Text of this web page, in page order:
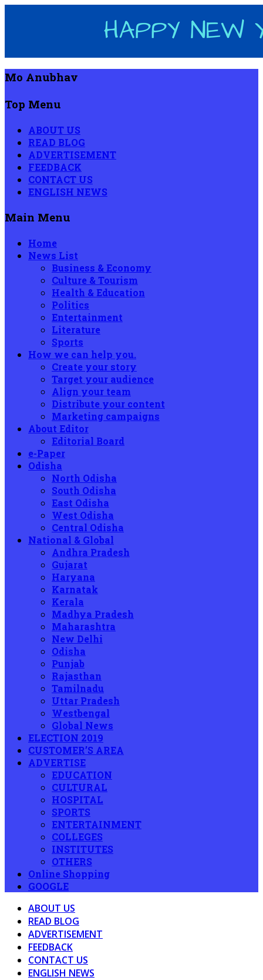
Mo Anubhav
Top Menu
ABOUT US
READ BLOG
ADVERTISEMENT
FEEDBACK
CONTACT US
ENGLISH NEWS
Main Menu
Home
News List
Business & Economy
Culture & Tourism
Health & Education
Politics
Entertainment
Literature
Sports
How we can help you.
Create your story
Target your audience
Align your team
Distribute your content
Marketing campaigns
About Editor
Editorial Board
e-Paper
Odisha
North Odisha
South Odisha
East Odisha
West Odisha
Central Odisha
National & Global
Andhra Pradesh
Gujarat
Haryana
Karnatak
Kerala
Madhya Pradesh
Maharashtra
New Delhi
Odisha
Punjab
Rajasthan
Tamilnadu
Uttar Pradesh
Westbengal
Global News
ELECTION 2019
CUSTOMER’S AREA
ADVERTISE
EDUCATION
CULTURAL
HOSPITAL
SPORTS
ENTERTAINMENT
COLLEGES
INSTITUTES
OTHERS
Online Shopping
GOOGLE
ABOUT US
READ BLOG
ADVERTISEMENT
FEEDBACK
CONTACT US
ENGLISH NEWS